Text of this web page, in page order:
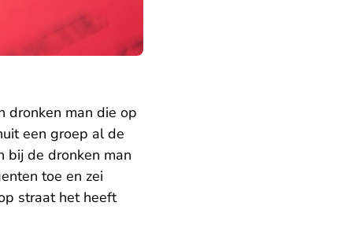
dronken man die op
een groep al de
bij de dronken man
toe en zei
straat het heeft